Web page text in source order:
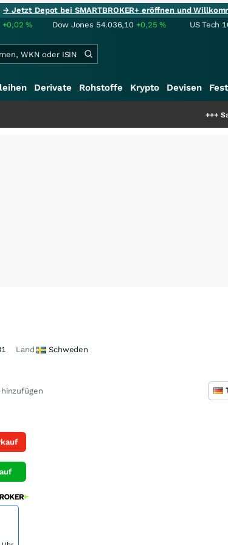
→ Jetzt Depot bei SMARTBROKER+ eröffnen und
+0,02% Dow Jones 54.036,10 +0,25% US Tech
Derivate Rohstoffe Krypto Devisen
Saga bei
Land Schweden